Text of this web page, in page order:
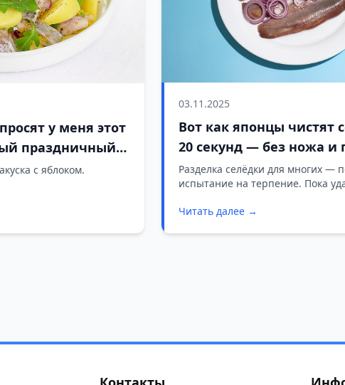
у меня этот
праздничный
яблокас яблоком.
03.11.2025
Вот как японцы чистят
20 секунд — без ножа и
кухне
Разделка селёдки для многих —
испытание на терпение. Пока
целый беспорядок. Но японцы
Читать далее →